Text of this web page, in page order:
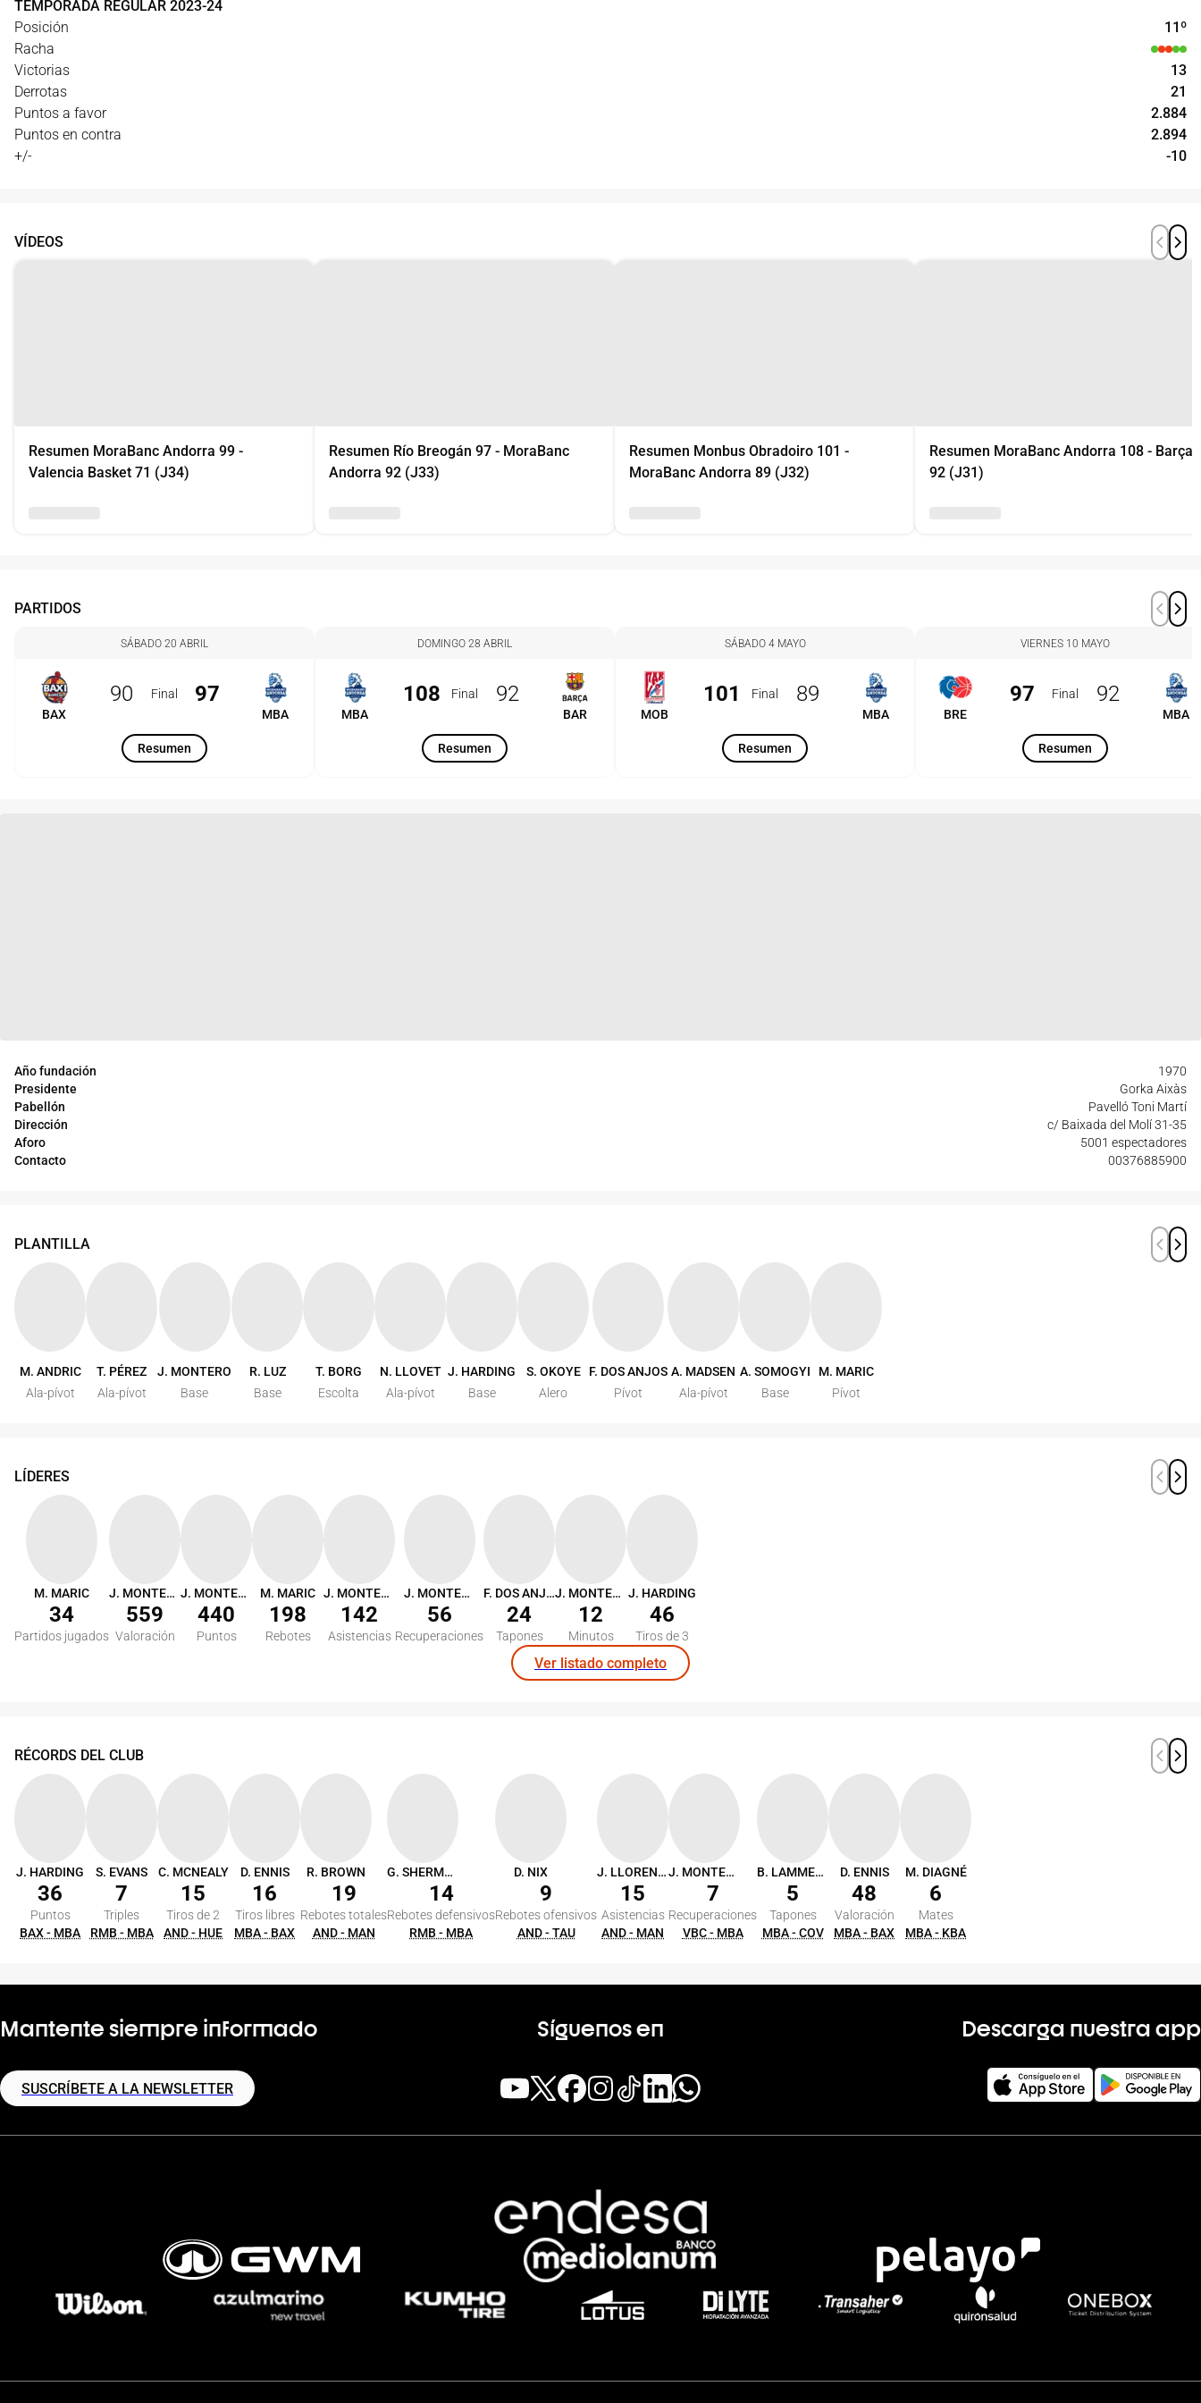
TEMPORADA REGULAR 2023-24
Posición
11 º
Racha
Victorias
13
Derrotas
21
Puntos a favor
2.884
Puntos en contra
2.894
+/-
-10
Año fundación
1970
Presidente
Gorka Aixàs
Pabellón
Pavelló Toni Martí
Dirección
c/ Baixada del Molí 31-35
Aforo
5001 espectadores
Contacto
00376885900
VÍDEOS
Resumen MoraBanc Andorra 99 -
Valencia Basket 71 (J34)
Resumen Río Breogán 97 - MoraBanc
Andorra 92 (J33)
Resumen Monbus Obradoiro 101 -
MoraBanc Andorra 89 (J32)
Resumen MoraBanc Andorra 108 - Barça
92 (J31)
PARTIDOS
SÁBADO 20 ABRIL
BAX
90 Final 97
MBA
Resumen
DOMINGO 28 ABRIL
MBA
108 Final 92
BAR
Resumen
SÁBADO 4 MAYO
MOB
101 Final 89
MBA
Resumen
VIERNES 10 MAYO
BRE
97 Final 92
MBA
Resumen
PLANTILLA
M. ANDRIC
Ala-pívot
T. PÉREZ
Ala-pívot
J. MONTERO
Base
R. LUZ
Base
T. BORG
Escolta
N. LLOVET
Ala-pívot
J. HARDING
Base
S. OKOYE
Alero
F. DOS ANJOS
Pívot
A. MADSEN
Ala-pívot
A. SOMOGYI
Base
M. MARIC
Pívot
LÍDERES
M. MARIC
34
Partidos jugados
J. MONTERO
559
Valoración
J. MONTERO
440
Puntos
M. MARIC
198
Rebotes
J. MONTERO
142
Asistencias
J. MONTERO
56
Recuperaciones
F. DOS ANJOS
24
Tapones
J. MONTERO
12
Minutos
J. HARDING
46
Tiros de 3
Ver listado completo
RÉCORDS DEL CLUB
J. HARDING
36
Puntos
BAX - MBA
S. EVANS
7
Triples
RMB - MBA
C. MCNEALY
15
Tiros de 2
AND - HUE
D. ENNIS
16
Tiros libres
MBA - BAX
R. BROWN
19
Rebotes totales
AND - MAN
G. SHERMADINI
14
Rebotes defensivos
RMB - MBA
D. NIX
9
Rebotes ofensivos
AND - TAU
J. LLORENTE
15
Asistencias
AND - MAN
J. MONTERO
7
Recuperaciones
VBC - MBA
B. LAMMERS
5
Tapones
MBA - COV
D. ENNIS
48
Valoración
MBA - BAX
M. DIAGNÉ
6
Mates
MBA - KBA
Mantente siempre informado
SUSCRÍBETE A LA NEWSLETTER
Síguenos en Descarga nuestra app